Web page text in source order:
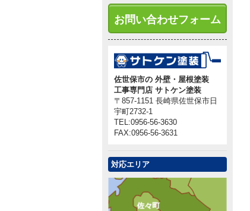
お問い合わせフォーム
佐世保市の 外壁・屋根塗装
工事専門店 サトケン塗装
〒857-1151 長崎県佐世保市日
宇町2732-1
TEL:0956-56-3630
FAX:0956-56-3631
対応エリア